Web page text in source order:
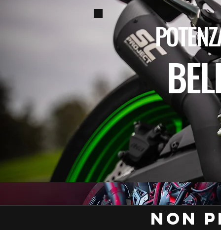
NON